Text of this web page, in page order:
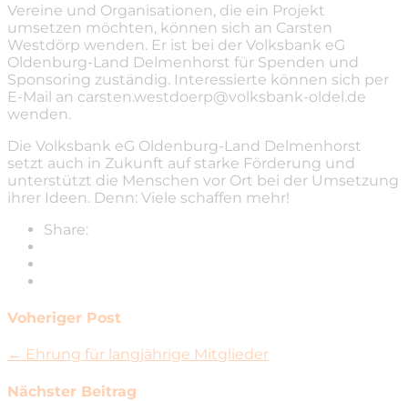
Vereine und Organisationen, die ein Projekt
umsetzen möchten, können sich an Carsten
Westdörp wenden. Er ist bei der Volksbank eG
Oldenburg-Land Delmenhorst für Spenden und
Sponsoring zuständig. Interessierte können sich per
E-Mail an carsten.westdoerp@volksbank-oldel.de
wenden.
Die Volksbank eG Oldenburg-Land Delmenhorst
setzt auch in Zukunft auf starke Förderung und
unterstützt die Menschen vor Ort bei der Umsetzung
ihrer Ideen. Denn: Viele schaffen mehr!
Share:
Voheriger Post
← Ehrung für langjährige Mitglieder
Nächster Beitrag